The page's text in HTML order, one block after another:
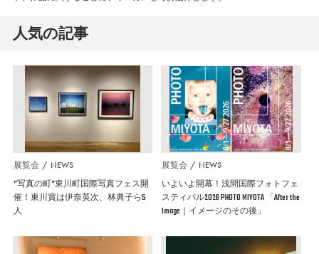
人気の記事
展覧会 NEWS
”写真の町”東川町国際写真フェス開
催！東川賞は伊奈英次、林典子ら5
人
展覧会 NEWS
いよいよ開幕！浅間国際フォトフェ
スティバル2026 PHOTO MIYOTA 「After the
Image｜イメージのその後」